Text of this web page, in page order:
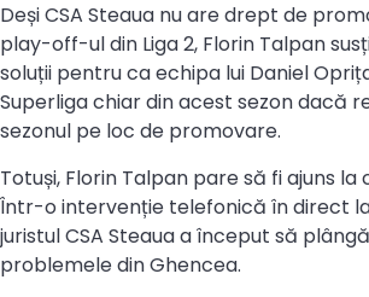
Deși CSA Steaua nu are drept de
play-off-ul din Liga 2, Florin Talpan
soluții pentru ca echipa lui Daniel
Superliga chiar din acest sezon dacă
sezonul pe loc de promovare.
Totuși, Florin Talpan pare să fi ajuns
Într-o intervenție telefonică în direct
juristul CSA Steaua a început să
problemele din Ghencea.